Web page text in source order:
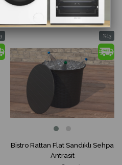
Bistro Rattan Flat Sandıklı Sehpa
Antrasit
%13
İndirim